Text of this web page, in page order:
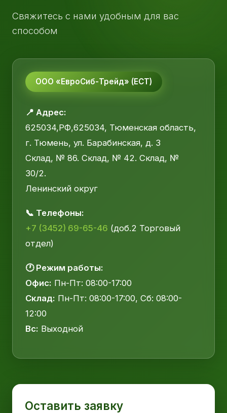
Свяжитесь с нами удобным для вас
способом
ООО «ЕвроСиб-Трейд» (ЕСТ)
📍 Адрес:
625034,РФ,625034, Тюменская область,
г. Тюмень, ул. Барабинская, д. 3
Склад, № 86. Склад, № 42. Склад, №
30/2.
Ленинский округ
📞 Телефоны:
+7 (3452) 69-65-46 (доб.2 Торговый
отдел)
🕐 Режим работы:
Офис: Пн-Пт: 08:00-17:00
Склад: Пн-Пт: 08:00-17:00, Сб: 08:00-
12:00
Вс: Выходной
Оставить заявку